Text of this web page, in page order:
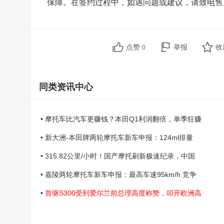
保障。在签约过程中，如遇问题或建议，请致电
点赞 0 举报
同类资讯中心
• 摩托车比汽车更赚钱？本田Q1利润翻倍，单季狂赚
• 新大洲-本田牌两轮摩托车新车申报：124ml排量
• 315.82公里/小时！国产摩托刷新极速纪录，中国
• 嘉陵两轮摩托车新车申报：最高车速95km/h 竞争
• 首驱S300受到爱尔兰前总理高度称赞，叩开欧洲高